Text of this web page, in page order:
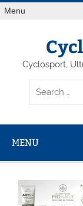
Menu
Cyclosport,
MENU